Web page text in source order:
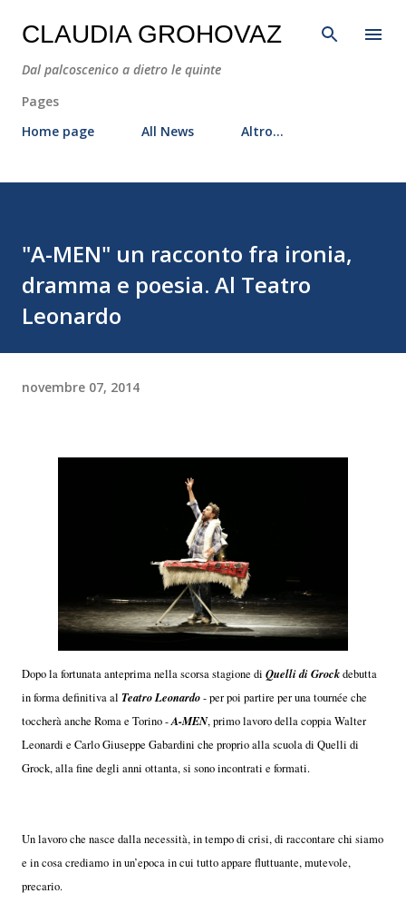
Passa ai contenuti principali
CLAUDIA GROHOVAZ
Dal palcoscenico a dietro le quinte
Pages
Home page
All News Altro…
"A-MEN" un racconto fra ironia,
dramma e poesia. Al Teatro
Leonardo
novembre 07, 2014
Dopo la fortunata anteprima nella scorsa stagione di Quelli di Grockdebutta
in forma definitiva al Teatro Leonardo- per poi partire per una tournée che
toccherà anche Roma e Torino -A-MEN, primo lavoro della coppia Walter
Leonardi e Carlo Giuseppe Gabardini che proprio alla scuola di Quelli di
Grock, alla fine degli anni ottanta, si sono incontrati e formati.
Un lavoro che nasce dalla necessità, in tempo di crisi, di raccontare chi siamo
e in cosa crediamo in un’epoca in cui tutto appare fluttuante, mutevole,
precario.